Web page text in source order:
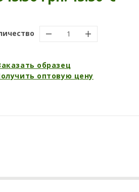
образец
оптовую цену